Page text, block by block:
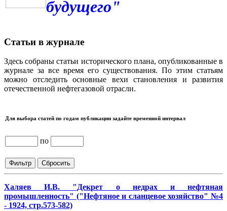
будущего"
Статьи в журнале
Здесь собраны статьи исторического плана, опубликованные в
журнале за все время его существования. По этим статьям
можно отследить основные вехи становления и развития
отечественной нефтегазовой отрасли.
Для выбора статей по годам публикации задайте временной интервал
по
Халяев И.В. "Декрет о недрах и нефтяная
промышленность" ("Нефтяное и сланцевое хозяйство" №4
- 1924, стр.573-582)